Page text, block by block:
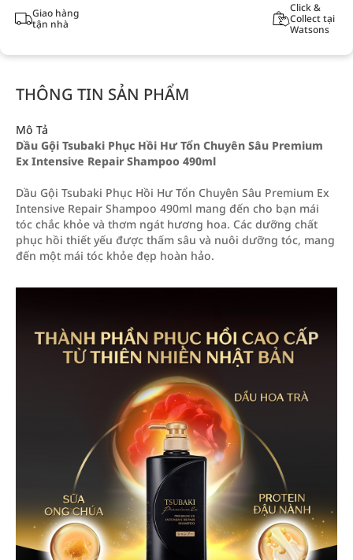
Giao hàng
tận nhà
Click &
Collect tại
Watsons
THÔNG TIN SẢN PHẨM
Mô Tả
Dầu Gội Tsubaki Phục Hồi Hư Tổn Chuyên Sâu Premium
Ex Intensive Repair Shampoo 490ml
Dầu Gội Tsubaki Phục Hồi Hư Tổn Chuyên Sâu Premium Ex
Intensive Repair Shampoo 490ml mang đến cho bạn mái
tóc chắc khỏe và thơm ngát hương hoa. Các dưỡng chất
phục hồi thiết yếu được thấm sâu và nuôi dưỡng tóc, mang
đến một mái tóc khỏe đẹp hoàn hảo.